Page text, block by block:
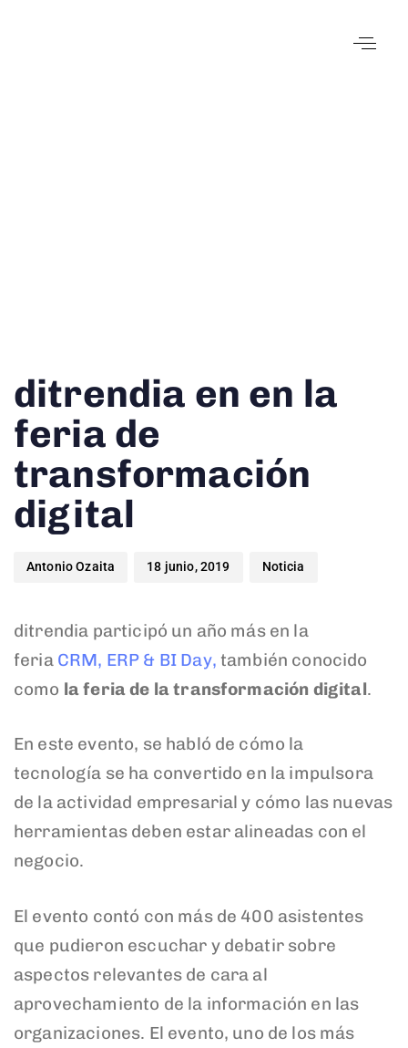
ditrendia en en la
feria de
transformación
digital
Antonio Ozaita 18 junio, 2019 Noticia
ditrendia participó un año más en la
feria CRM, ERP & BI Day, también conocido
como la feria de la transformación digital.
En este evento, se habló de cómo la
tecnología se ha convertido en la impulsora
de la actividad empresarial y cómo las nuevas
herramientas deben estar alineadas con el
negocio.
El evento contó con más de 400 asistentes
que pudieron escuchar y debatir sobre
aspectos relevantes de cara al
aprovechamiento de la información en las
organizaciones. El evento, uno de los más